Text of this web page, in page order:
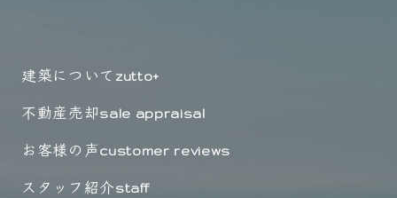
建築について zutto+
不動産売却sale appraisal
お客様の声customer reviews
スタッフ紹介staff